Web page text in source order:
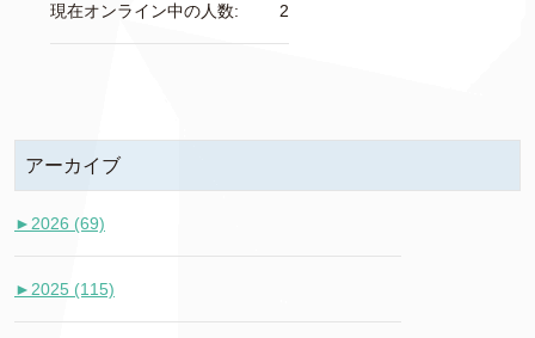
2
現在オンライン中の人数:
アーカイブ
► 2026 (69)
► 2025 (115)